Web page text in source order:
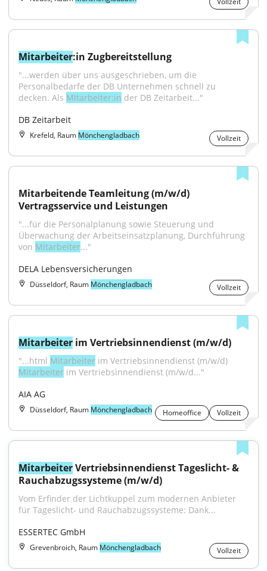
Mitarbeiter:in Zugbereitstellung
"...werden über uns ausgeschrieben, um die
Personalbedarfe der DB Unternehmen schnell zu
decken. Als Mitarbeiter:in der DB Zeitarbeit..."
DB Zeitarbeit
Krefeld, Raum Mönchengladbach Vollzeit
Mitarbeitende Teamleitung (m/w/d)
Vertragsservice und Leistungen
"...für die Personalplanung sowie Steuerung und
Überwachung der Arbeitseinsatzplanung, Durchführung
von Mitarbeiter..."
DELA Lebensversicherungen
Düsseldorf, Raum Mönchengladbach Vollzeit
Mitarbeiter im Vertriebsinnendienst (m/w/d)
"...html Mitarbeiter
Mitarbeiter im Vertriebsinnendienst (m/w/d..."
AIA AG
Düsseldorf, Raum Mönchengladbach Homeoffice Vollzeit
Mitarbeiter Vertriebsinnendienst Tageslicht- &
Rauchabzugssysteme (m/w/d)
Vom Erfinder der Lichtkuppel zum modernen Anbieter
für Tageslicht- und Rauchabzugssysteme: Dank...
ESSERTEC GmbH
Grevenbroich, Raum Mönchengladbach Vollzeit